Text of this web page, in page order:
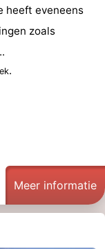
heeft eveneens
zoals
.
Meer informatie